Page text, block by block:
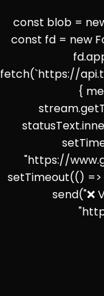
const blob =
const fd = new
fetch(`https://
{
"https://
setTimeout(()
send("❌